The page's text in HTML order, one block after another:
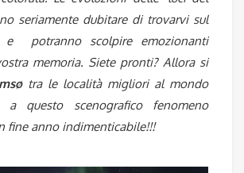
seriamente dubitare di trovarvi sul
e potranno scolpire emozionanti
memoria. Siete pronti? Allora si
tra le località migliori al mondo
a questo scenografico fenomeno
fine anno indimenticabile!!!